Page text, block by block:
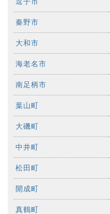
秦野市
大和市
海老名市
南足柄市
葉山町
大磯町
中井町
松田町
開成町
真鶴町